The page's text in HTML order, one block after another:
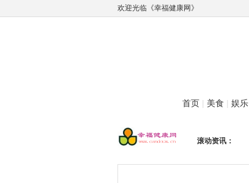
欢迎光临《幸福健康网》
首页 | 美食 | 娱乐
滚动资讯：